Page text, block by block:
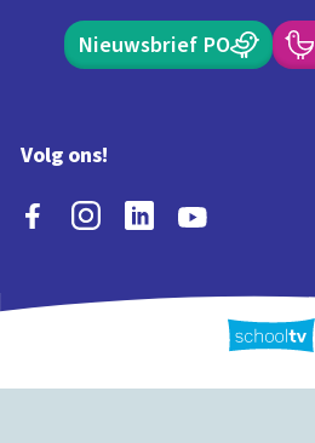
Nieuwsbrief PO
Volg ons!